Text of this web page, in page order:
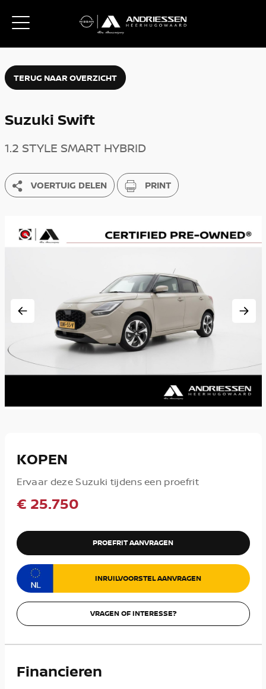
TERUG NAAR OVERZICHT
Suzuki Swift
1.2 STYLE SMART HYBRID
VOERTUIG DELEN PRINT
KOPEN
Ervaar deze Suzuki tijdens een proefrit
€ 25.750
PROEFRIT AANVRAGEN
INRUILVOORSTEL AANVRAGEN
VRAGEN OF INTERESSE?
Financieren